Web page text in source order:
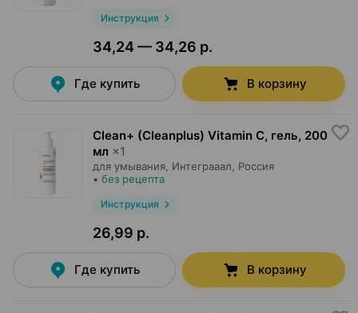
Инструкция
34,24 — 34,26 р.
Где купить В корзину
Clean+ (Cleanplus) Vitamin C, гель, 200
мл ×1
для умывания, Интеграаал , Россия
• без рецепта
Инструкция
26,99 р.
Где купить В корзину